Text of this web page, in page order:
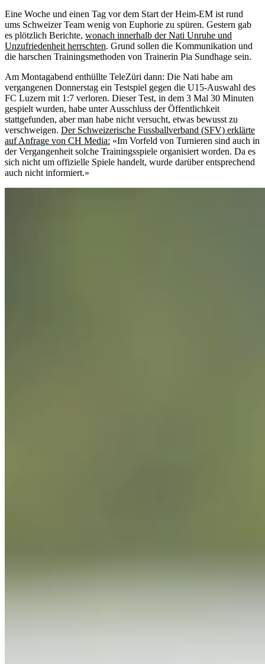
Eine Woche und einen Tag vor dem Start der Heim-EM ist rund
ums Schweizer Team wenig von Euphorie zu spüren. Gestern gab
es plötzlich Berichte, wonach innerhalb der Nati Unruhe und
Unzufriedenheit herrschten. Grund sollen die Kommunikation und
die harschen Trainingsmethoden von Trainerin Pia Sundhage sein.
Am Montagabend enthüllte TeleZüri dann: Die Nati habe am
vergangenen Donnerstag ein Testspiel gegen die U15-Auswahl des
FC Luzern mit 1:7 verloren. Dieser Test, in dem 3 Mal 30 Minuten
gespielt wurden, habe unter Ausschluss der Öffentlichkeit
stattgefunden, aber man habe nicht versucht, etwas bewusst zu
verschweigen. Der Schweizerische Fussballverband (SFV) erklärte
auf Anfrage von CH Media: «Im Vorfeld von Turnieren sind auch in
der Vergangenheit solche Trainingsspiele organisiert worden. Da es
sich nicht um offizielle Spiele handelt, wurde darüber entsprechend
auch nicht informiert.»